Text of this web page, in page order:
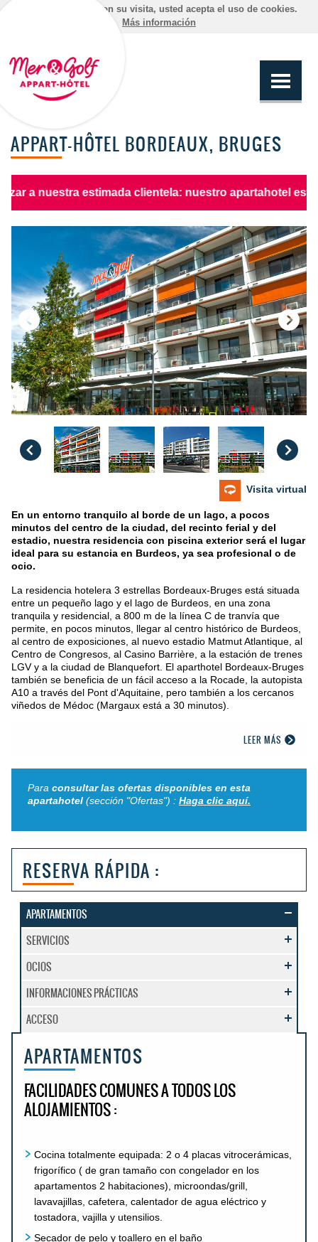
Al continuar con su visita, usted acepta el uso de cookies.
Más información
APPART-HÔTEL BORDEAUX, BRUGES
nuestra estimada clientela: nuestro apartahotel está
Visita virtual
En un entorno tranquilo al borde de un lago, a pocos
minutos del centro de la ciudad, del recinto ferial y del
estadio, nuestra residencia con piscina exterior será el lugar
ideal para su estancia en Burdeos, ya sea profesional o de
ocio.
La residencia hotelera 3 estrellas Bordeaux-Bruges está situada
entre un pequeño lago y el lago de Burdeos, en una zona
tranquila y residencial, a 800 m de la línea C de tranvía que
permite, en pocos minutos, llegar al centro histórico de Burdeos,
al centro de exposiciones, al nuevo estadio Matmut Atlantique, al
Centro de Congresos, al Casino Barrière, a la estación de trenes
LGV y a la ciudad de Blanquefort. El aparthotel Bordeaux-Bruges
también se beneficia de un fácil acceso a la Rocade, la autopista
A10 a través del Pont d'Aquitaine, pero también a los cercanos
viñedos de Médoc (Margaux está a 30 minutos).
LEER MÁS
Para consultar las ofertas disponibles en esta
apartahotel (sección "Ofertas") : Haga clic aquí.
RESERVA RÁPIDA :
APARTAMENTOS
SERVICIOS
OCIOS
INFORMACIONES PRÁCTICAS
ACCESO
APARTAMENTOS
FACILIDADES COMUNES A TODOS LOS
ALOJAMIENTOS :
Cocina totalmente equipada: 2 o 4 placas vitrocerámicas,
frigorífico ( de gran tamaño con congelador en los
apartamentos 2 habitaciones), microondas/grill,
lavavajillas, cafetera, calentador de agua eléctrico y
tostadora, vajilla y utensilios.
Secador de pelo y toallero en el baño